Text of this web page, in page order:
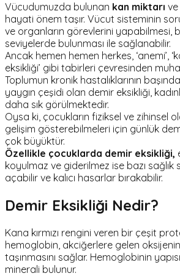
Vücudumuzda bulunan kan miktarı ve
hayati önem taşır. Vücut sisteminin
ve organların görevlerini yapabilmesi,
seviyelerde bulunması ile sağlanabilir.
Ancak hemen hemen herkes, ‘anemi’,
eksikliği’ gibi tabirleri çevresinden
Toplumun kronik hastalıklarının
yaygın çeşidi olan demir eksikliği,
daha sık görülmektedir.
Oysa ki, çocukların fiziksel ve zihinsel
gelişim gösterebilmeleri için günlük
çok büyüktür.
Özellikle çocuklarda demir eksikliği,
koyulmaz ve giderilmez ise bazı sağlık
açabilir ve kalıcı hasarlar bırakabilir.
Demir Eksikliği Nedir?
Kana kırmızı rengini veren bir çeşit
hemoglobin, akciğerlere gelen
taşınmasını sağlar. Hemoglobinin
minerali bulunur.